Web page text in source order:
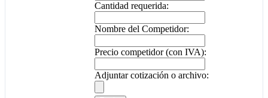
Cantidad requerida:
Nombre del Competidor:
Precio competidor (con IVA):
Adjuntar cotización o archivo: